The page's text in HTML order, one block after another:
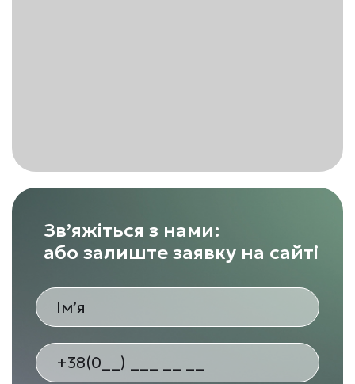
Зв’яжіться з нами:
або залиште заявку на сайті